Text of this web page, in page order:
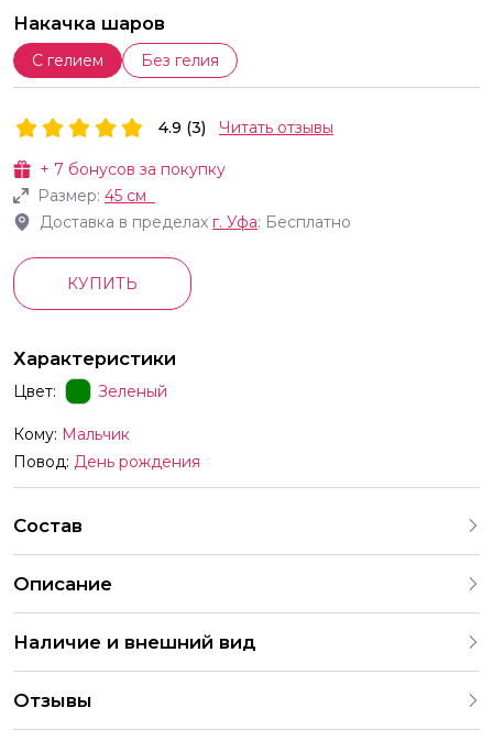
Накачка шаров
С гелием Без гелия
+ 7 бонусов за покупку
Размер: 45 см
Доставка в пределах г. Уфа: Бесплатно
4.9 (3) Читать отзывы
КУПИТЬ
Характеристики
Цвет: Зеленый
Кому: Мальчик
Повод: День рождения
Состав
Описание
Наличие и внешний вид
индивидуальных предпочтений и тематики праздника. На
нашем сайте представлены различные варианты
оформления и комбинаций. В случае отсутствия
Отзывы